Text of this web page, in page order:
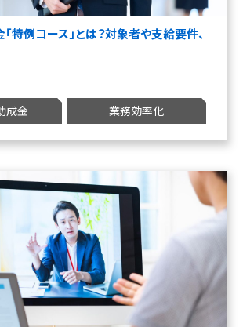
特例コース」とは？対象者や支給要件、
成金 業務効率化